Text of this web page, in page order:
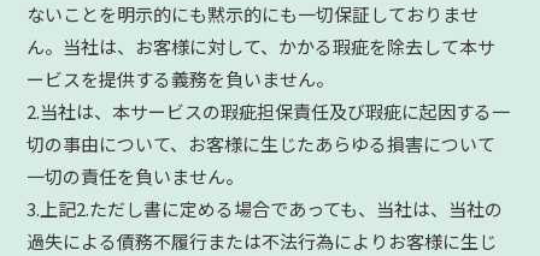
ないことを明示的にも黙示的にも一切保証しておりませ
ん。当社は、お客様に対して、かかる瑕疵を除去して本サ
ービスを提供する義務を負いません。
2.当社は、本サービスの瑕疵担保責任及び瑕疵に起因する一
切の事由について、お客様に生じたあらゆる損害について
一切の責任を負いません。
3.上記2.ただし書に定める場合であっても、当社は、当社の
過失による債務不履行または不法行為によりお客様に生じ